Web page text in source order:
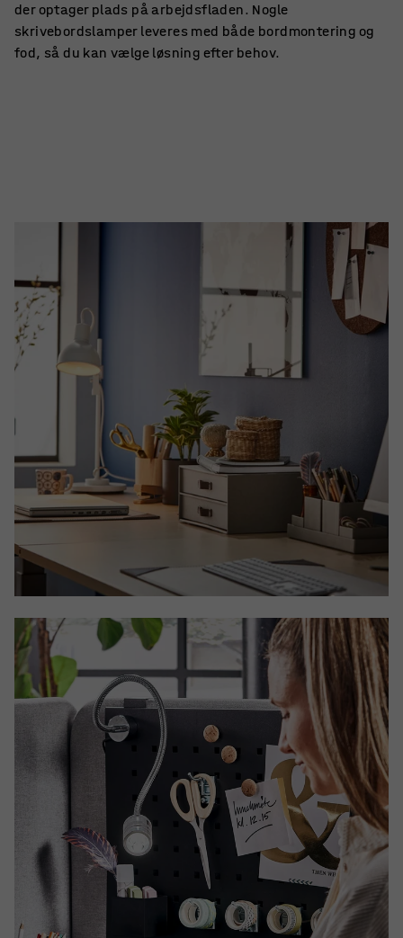
der optager plads på arbejdsfladen. Nogle
skrivebordslamper leveres med både bordmontering og
fod, så du kan vælge løsning efter behov.